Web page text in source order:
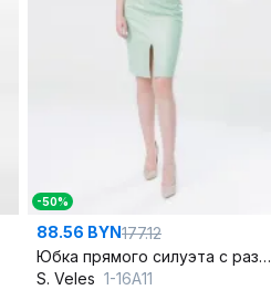
-50%
88.56 BYN177.12
Юбка прямого силуэта с разрезом и отделочными строчками
S. Veles 1-16А11